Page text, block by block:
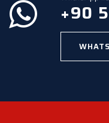
+90